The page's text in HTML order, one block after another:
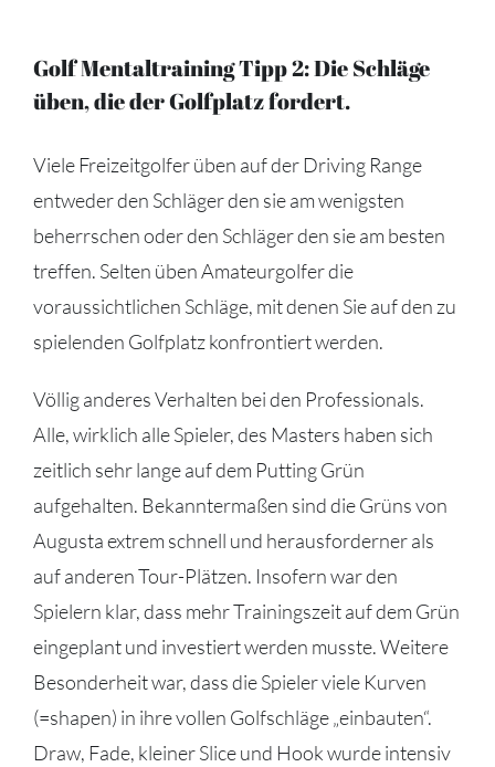
Golf Mentaltraining Tipp 2: Die Schläge
üben, die der Golfplatz fordert.
Viele Freizeitgolfer üben auf der Driving Range
entweder den Schläger den sie am wenigsten
beherrschen oder den Schläger den sie am besten
treffen. Selten üben Amateurgolfer die
voraussichtlichen Schläge, mit denen Sie auf den zu
spielenden Golfplatz konfrontiert werden.
Völlig anderes Verhalten bei den Professionals.
Alle, wirklich alle Spieler, des Masters haben sich
zeitlich sehr lange auf dem Putting Grün
aufgehalten. Bekanntermaßen sind die Grüns von
Augusta extrem schnell und herausforderner als
auf anderen Tour-Plätzen. Insofern war den
Spielern klar, dass mehr Trainingszeit auf dem Grün
eingeplant und investiert werden musste. Weitere
Besonderheit war, dass die Spieler viele Kurven
(=shapen) in ihre vollen Golfschläge „einbauten“.
Draw, Fade, kleiner Slice und Hook wurde intensiv